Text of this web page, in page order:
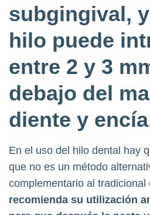
subgingival,
hilo puede
entre 2 y 3
debajo del
diente y
En el uso del hilo dental hay
que no es un método
complementario al tradicional
recomienda su utilización